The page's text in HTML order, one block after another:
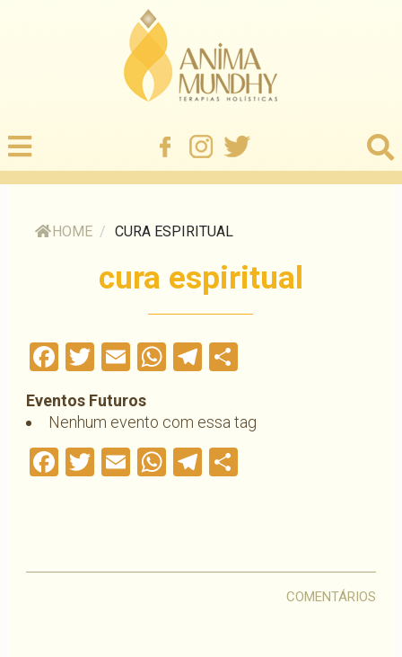
HOME / CURA ESPIRITUAL
cura espiritual
Facebook
Twitter
EmailWhatsApp
Telegram
Eventos Futuros
Nenhum evento com essa tag
Facebook
Twitter
EmailWhatsApp
Telegram
COMENTÁRIOS